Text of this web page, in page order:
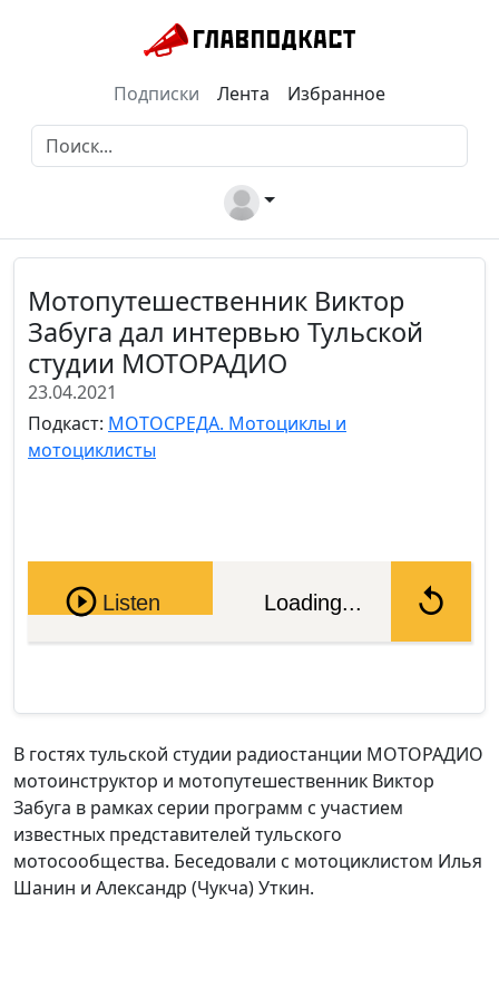
Подписки Лента Избранное
Мотопутешественник Виктор
Забуга дал интервью Тульской
студии МОТОРАДИО
23.04.2021
Подкаст: МОТОСРЕДА. Мотоциклы и
мотоциклисты
Pause
Listen Loading...
В гостях тульской студии радиостанции МОТОРАДИО
мотоинструктор и мотопутешественник Виктор
Забуга в рамках серии программ с участием
известных представителей тульского
мотосообщества. Беседовали с мотоциклистом Илья
Шанин и Александр (Чукча) Уткин.